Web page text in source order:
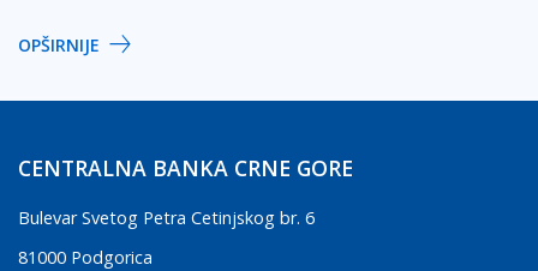
OPŠIRNIJE
CENTRALNA BANKA CRNE GORE
Bulevar Svetog Petra Cetinjskog br. 6
81000 Podgorica